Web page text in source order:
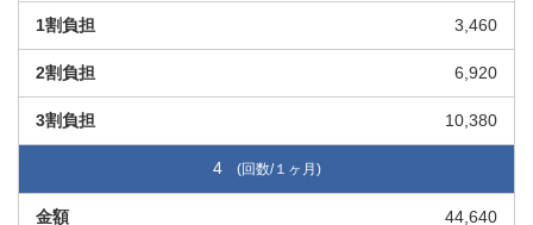
3,460
6,920
10,380
4
44,640